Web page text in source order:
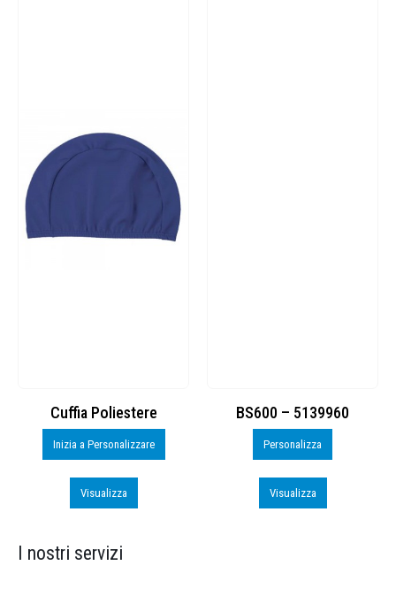
Cuffia Poliestere
Inizia a Personalizzare
Visualizza
BS600 – 5139960
Personalizza
Visualizza
I nostri servizi